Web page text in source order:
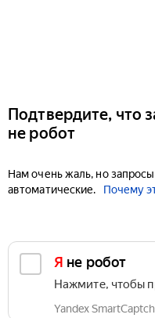
Подтвердите, что
не робот
Нам очень жаль, но
автоматические.
Почему
Я не робот
Нажмите, чтобы
Yandex